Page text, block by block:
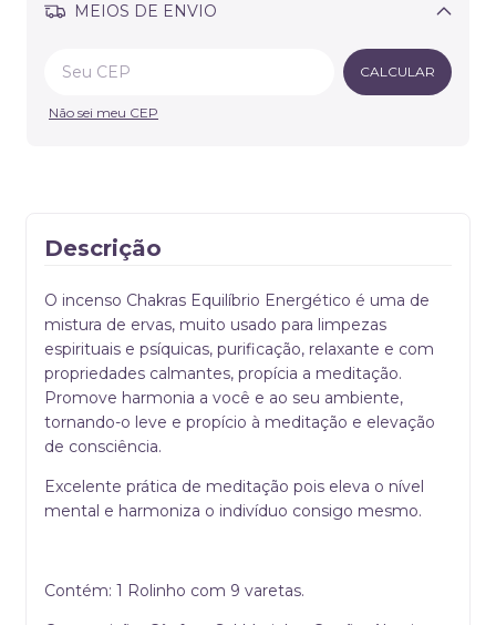
MEIOS DE ENVIO
Alterar CEP
CALCULAR
Não sei meu CEP
Descrição
O incenso Chakras Equilíbrio Energético é uma de
mistura de ervas, muito usado para limpezas
espirituais e psíquicas, purificação, relaxante e com
propriedades calmantes, propícia a meditação.
Promove harmonia a você e ao seu ambiente,
tornando-o leve e propício à meditação e elevação
de consciência.
Excelente prática de meditação pois eleva o nível
mental e harmoniza o indivíduo consigo mesmo.
Contém: 1 Rolinho com 9 varetas.